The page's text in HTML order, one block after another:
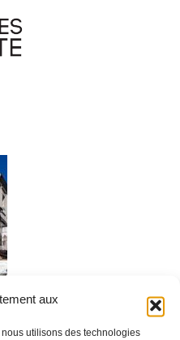
aux
utilisons des technologies